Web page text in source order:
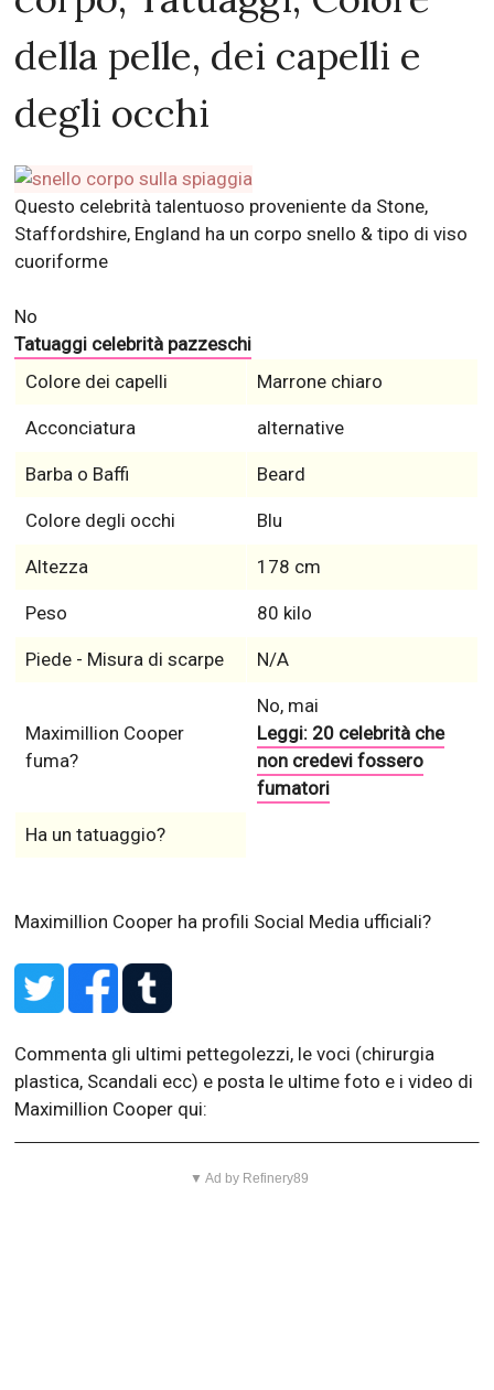
della pelle, dei capelli e
degli occhi
Questo celebrità talentuoso proveniente da Stone,
Staffordshire, England ha un corpo snello & tipo di viso
cuoriforme
No
Tatuaggi celebrità pazzeschi
Colore dei capelli
Marrone chiaro
Acconciatura alternative
Barba o Baffi Beard
Colore degli occhi Blu
Altezza 178 cm
Peso 80 kilo
Piede - Misura di scarpe N/A
Maximillion Cooper
fuma?
No, mai
Leggi: 20 celebrità che
non credevi fossero
fumatori
Ha un tatuaggio?
Maximillion Cooper ha profili Social Media ufficiali?
Commenta gli ultimi pettegolezzi, le voci (chirurgia
plastica, Scandali ecc) e posta le ultime foto e i video di
Maximillion Cooper qui:
▼ Ad by Refinery89